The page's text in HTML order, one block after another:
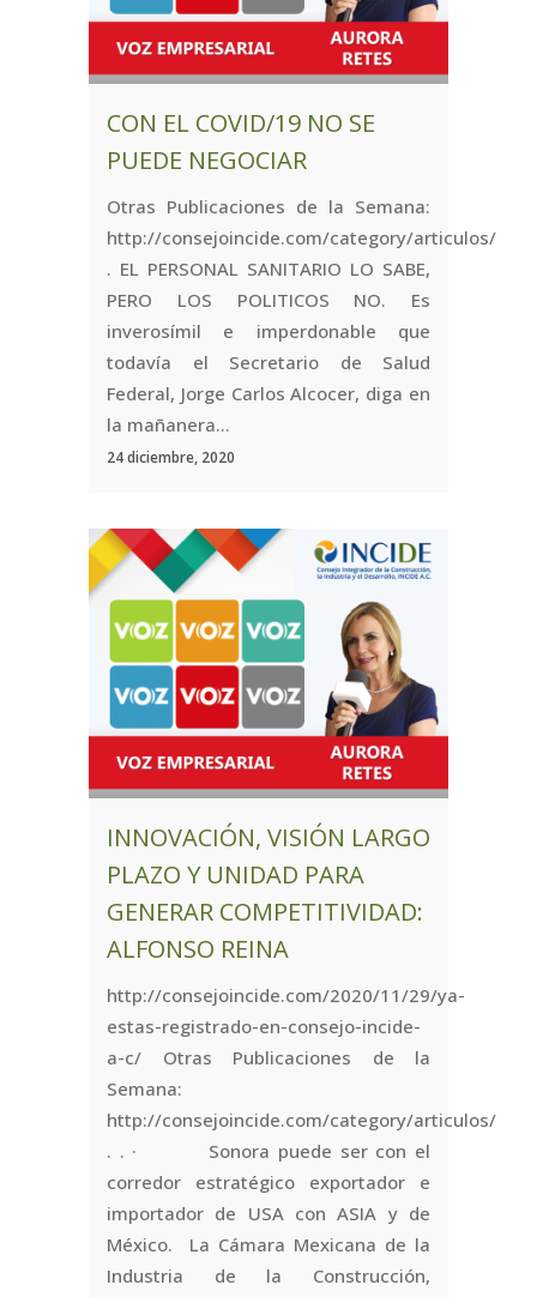
CON EL COVID/19 NO SE
PUEDE NEGOCIAR
Otras Publicaciones de la Semana:
http://consejoincide.com/category/articulos/
. EL PERSONAL SANITARIO LO SABE,
PERO LOS POLITICOS NO. Es
inverosímil e imperdonable que
todavía el Secretario de Salud
Federal, Jorge Carlos Alcocer, diga en
la mañanera...
24 diciembre, 2020
INNOVACIÓN, VISIÓN LARGO
PLAZO Y UNIDAD PARA
GENERAR COMPETITIVIDAD:
ALFONSO REINA
http://consejoincide.com/2020/11/29/ya-
estas-registrado-en-consejo-incide-
a-c/ Otras Publicaciones de la
Semana:
http://consejoincide.com/category/articulos/
. . · Sonora puede ser con el
corredor estratégico exportador e
importador de USA con ASIA y de
México. La Cámara Mexicana de la
Industria de la Construcción,